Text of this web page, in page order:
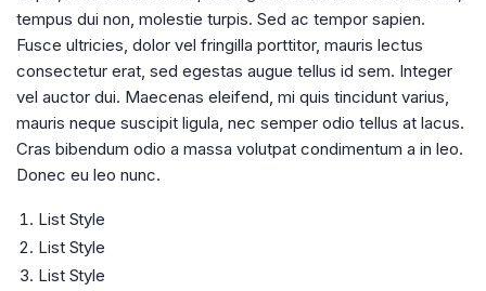
tempus dui non, molestie turpis. Sed ac tempor sapien.
Fusce ultricies, dolor vel fringilla porttitor, mauris lectus
consectetur erat, sed egestas augue tellus id sem. Integer
vel auctor dui. Maecenas eleifend, mi quis tincidunt varius,
mauris neque suscipit ligula, nec semper odio tellus at lacus.
Cras bibendum odio a massa volutpat condimentum a in leo.
Donec eu leo nunc.
List Style
List Style
List Style